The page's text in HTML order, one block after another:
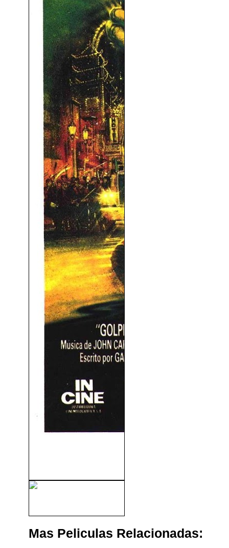
Mas Peliculas Relacionadas: